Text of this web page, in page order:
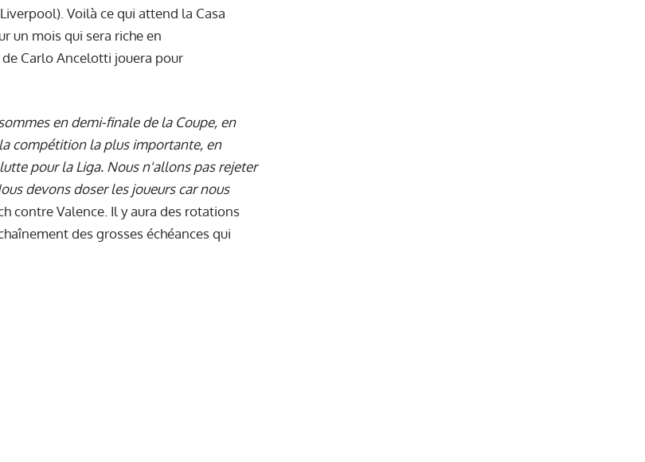
Voilà ce qui attend la Casa
un mois qui sera riche en
Carlo Ancelotti jouera pour
en demi-finale de la Coupe, en
compétition la plus importante, en
pour la Liga. Nous n'allons pas rejeter
devons doser les joueurs car nous
contre Valence. Il y aura des rotations
des grosses échéances qui